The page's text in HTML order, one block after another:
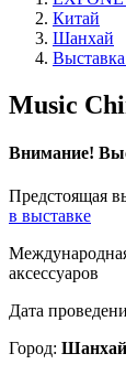
Китай
Шанхай
Music
Внимание!
Предстоящая
в выставке
аксессуаров
Дата
Город: Шанхай